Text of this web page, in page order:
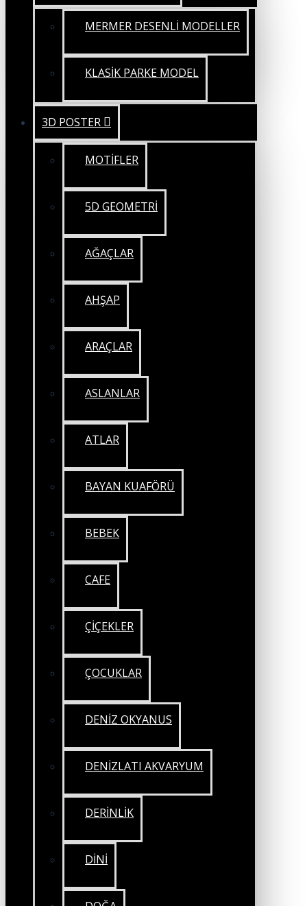
MERMER DESENLİ MODELLER
KLASİK PARKE MODEL
3D POSTER
MOTİFLER
5D GEOMETRİ
AĞAÇLAR
AHŞAP
ARAÇLAR
ASLANLAR
ATLAR
BAYAN KUAFÖRÜ
BEBEK
CAFE
ÇİÇEKLER
ÇOCUKLAR
DENİZ OKYANUS
DENİZLATI AKVARYUM
DERİNLİK
DİNİ